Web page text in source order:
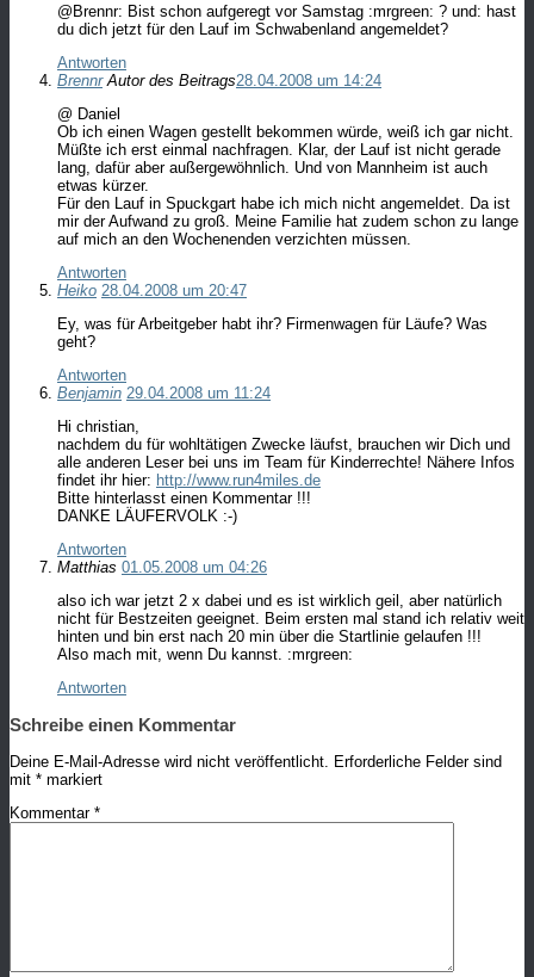
@Brennr: Bist schon aufgeregt vor Samstag :mrgreen: ? und: hast
du dich jetzt für den Lauf im Schwabenland angemeldet?
Antworten
Brennr Autor des Beitrags28.04.2008 um 14:24
@ Daniel
Ob ich einen Wagen gestellt bekommen würde, weiß ich gar nicht.
Müßte ich erst einmal nachfragen. Klar, der Lauf ist nicht gerade
lang, dafür aber außergewöhnlich. Und von Mannheim ist auch
etwas kürzer.
Für den Lauf in Spuckgart habe ich mich nicht angemeldet. Da ist
mir der Aufwand zu groß. Meine Familie hat zudem schon zu lange
auf mich an den Wochenenden verzichten müssen.
Antworten
Heiko 28.04.2008 um 20:47
Ey, was für Arbeitgeber habt ihr? Firmenwagen für Läufe? Was
geht?
Antworten
Benjamin 29.04.2008 um 11:24
Hi christian,
nachdem du für wohltätigen Zwecke läufst, brauchen wir Dich und
alle anderen Leser bei uns im Team für Kinderrechte! Nähere Infos
findet ihr hier: http://www.run4miles.de
Bitte hinterlasst einen Kommentar !!!
DANKE LÄUFERVOLK :-)
Antworten
Matthias 01.05.2008 um 04:26
also ich war jetzt 2 x dabei und es ist wirklich geil, aber natürlich
nicht für Bestzeiten geeignet. Beim ersten mal stand ich relativ weit
hinten und bin erst nach 20 min über die Startlinie gelaufen !!!
Also mach mit, wenn Du kannst. :mrgreen:
Antworten
Schreibe einen Kommentar
Deine E-Mail-Adresse wird nicht veröffentlicht. Erforderliche Felder sind
mit * markiert
Kommentar *